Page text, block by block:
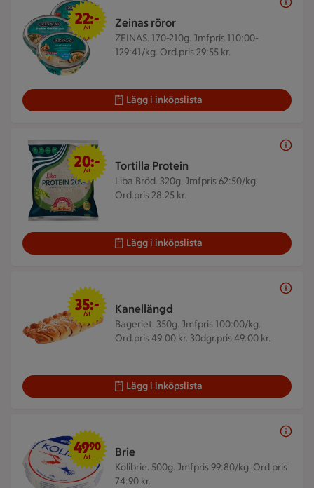
Zeinas röror
ZEINAS. 170-210g. Jmfpris 110:00-
129:41/kg. Ord.pris 29:55 kr.
22 kr/st
22:-
/st
Lägg i inköpslista
Tortilla Protein
Liba Bröd. 320g. Jmfpris 62:50/kg.
Ord.pris 28:25 kr.
20 kr/st
20:-
/st
Lägg i inköpslista
Kanellängd
Bageriet. 350g. Jmfpris 100:00/kg.
Ord.pris 49:00 kr. 30dgr.pris 49:00 kr.
35 kr/st
35:-
/st
Lägg i inköpslista
Brie
Kolibrie. 500g. Jmfpris 99:80/kg. Ord.pris
74:90 kr.
49,90 kr/st
4990
/st